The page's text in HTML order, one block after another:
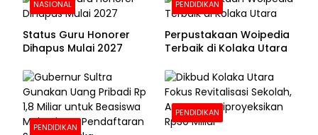
Ijazah
NASIONAL
Status Guru Honorer
Dihapus Mulai 2027
PENDIDIKAN
Perpustakaan Woipedia
Terbaik di Kolaka Utara
PENDIDIKAN
PENDIDIKAN